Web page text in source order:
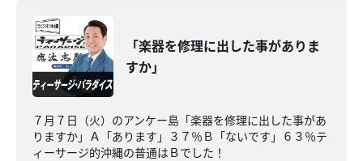
「楽器を修理に出した事がありま
すか」
７月７日（火）のアンケー島「楽器を修理に出した事があ
りますか」Ａ「あります」３７％Ｂ「ないです」６３％テ
ィーサージ的沖縄の普通はＢでした！